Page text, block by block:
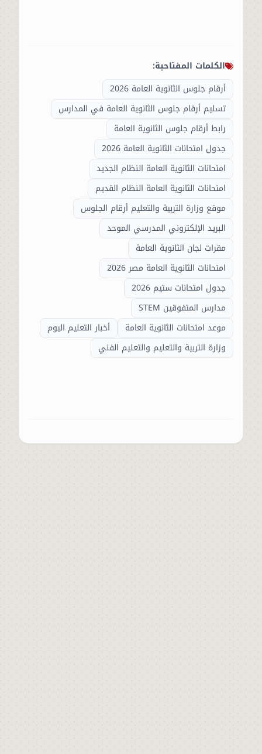
الكلمات المفتاحية:
أرقام جلوس الثانوية العامة 2026
تسليم أرقام جلوس الثانوية العامة في المدارس
رابط أرقام جلوس الثانوية العامة
جدول امتحانات الثانوية العامة 2026
امتحانات الثانوية العامة النظام الجديد
امتحانات الثانوية العامة النظام القديم
موقع وزارة التربية والتعليم أرقام الجلوس
البريد الإلكتروني المدرسي الموحد
مقرات لجان الثانوية العامة
امتحانات الثانوية العامة مصر 2026
جدول امتحانات ستيم 2026
مدارس المتفوقين STEM
موعد امتحانات الثانوية العامة
أخبار التعليم اليوم
وزارة التربية والتعليم والتعليم الفني